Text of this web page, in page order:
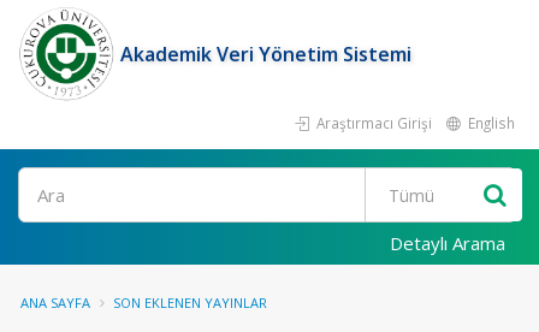
Akademik Veri Yönetim Sistemi
Araştırmacı Girişi English
Ara
Detaylı Arama
ANA SAYFA SON EKLENEN YAYINLAR